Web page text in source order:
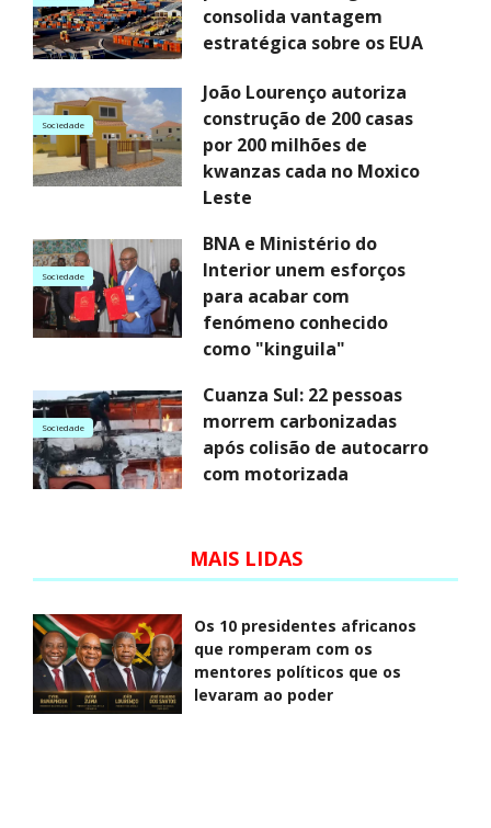
consolida vantagem
estratégica sobre os EUA
Sociedade
João Lourenço autoriza
construção de 200 casas
por 200 milhões de
kwanzas cada no Moxico
Leste
Sociedade
BNA e Ministério do
Interior unem esforços
para acabar com
fenómeno conhecido
como "kinguila"
Sociedade
Cuanza Sul: 22 pessoas
morrem carbonizadas
após colisão de autocarro
com motorizada
MAIS LIDAS
Os 10 presidentes africanos
que romperam com os
mentores políticos que os
levaram ao poder